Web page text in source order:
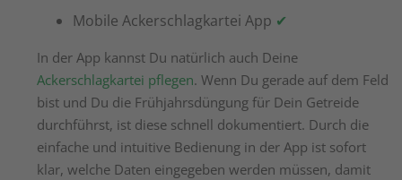
Mobile Ackerschlagkartei App ✔
In der App kannst Du natürlich auch Deine
Ackerschlagkartei pflegen. Wenn Du gerade auf dem Feld
bist und Du die Frühjahrsdüngung für Dein Getreide
durchführst, ist diese schnell dokumentiert. Durch die
einfache und intuitive Bedienung in der App ist sofort
klar, welche Daten eingegeben werden müssen, damit